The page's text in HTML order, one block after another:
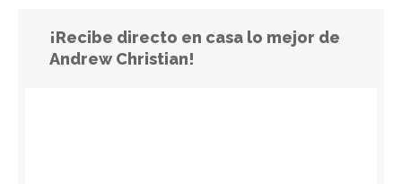
¡Recibe directo en casa lo mejor de
Andrew Christian!